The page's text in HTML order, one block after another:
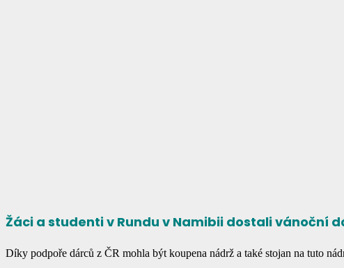
Žáci a studenti v Rundu v Namibii dostali vánoční
Díky podpoře dárců z ČR mohla být koupena nádrž a také stojan na tuto